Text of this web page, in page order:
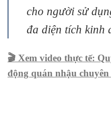
cho người sử
đa diện tích kinh
🎬 Xem video thực tế:
động quán nhậu chuyên